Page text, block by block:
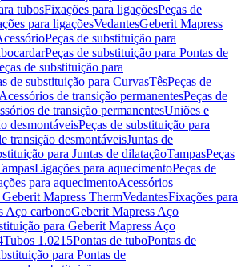
tubosFixações para ligaçõesPeças de
para ligaçõesVedantesGeberit Mapress
Peças de substituição para
Peças de substituição para Pontas de
de substituição para
de substituição para CurvasTêsPeças de
Acessórios de transição permanentesPeças de
de transição permanentesUniões e
desmontáveisPeças de substituição para
transição desmontáveisJuntas de
para Juntas de dilataçãoTampasPeças
Ligações para aquecimentoPeças de
para aquecimentoAcessórios
Mapress ThermVedantesFixações para
Aço carbonoGeberit Mapress Aço
para Geberit Mapress Aço
Tubos 1.0215Pontas de tuboPontas de
para Pontas de